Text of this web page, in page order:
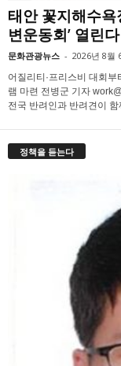
태안 꽃지해수
변운동회’ 열린다
문화관광뉴스 - 2026년 8월
어질리티·프리스비 대회
램 마련 전병군 기자
전국 반려인과 반려견이
정책을 듣는다